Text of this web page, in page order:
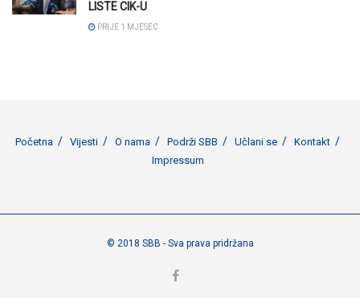
LISTE CIK-U
PRIJE 1 MJESEC
Početna Vijesti O nama Podrži SBB Učlani se
Kontakt
Impressum
© 2018 SBB - Sva prava pridržana